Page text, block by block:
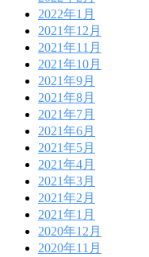
2022年1月
2021年12月
2021年11月
2021年10月
2021年9月
2021年8月
2021年7月
2021年6月
2021年5月
2021年4月
2021年3月
2021年2月
2021年1月
2020年12月
2020年11月